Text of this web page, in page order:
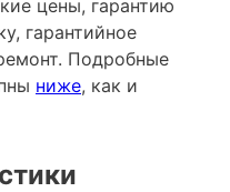
цены, гарантию
гарантийное
Подробные
ниже, как и